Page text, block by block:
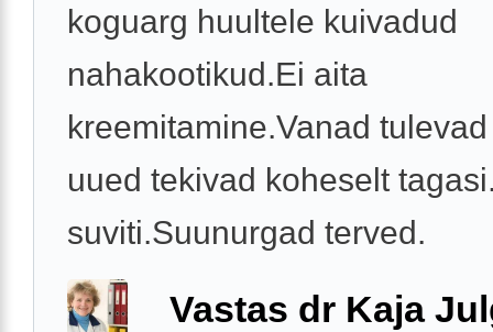
koguarg huultele kuivadud
nahakootikud.Ei aita
kreemitamine.Vanad
uued tekivad koheselt
suviti.Suunurgad terved.
Vastas dr Kaja